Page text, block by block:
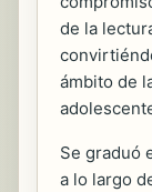
de la
ámbito de
Se graduó
a lo largo